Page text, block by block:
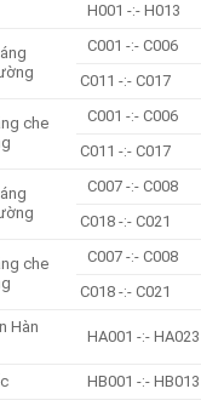
H001 -:- H013
C001 -:- C006
C011 -:- C017
che
C001 -:- C006
C011 -:- C017
C007 -:- C008
C018 -:- C021
che
C007 -:- C008
C018 -:- C021
Hàn
HA001 -:- HA023
HB001 -:- HB013